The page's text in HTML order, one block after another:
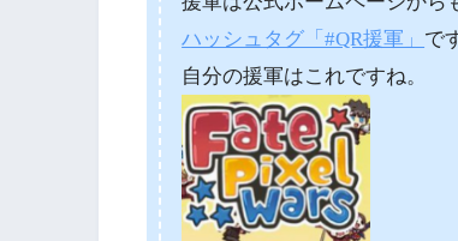
ハッシュタグ「#QR援軍」 で
自分の援軍はこれですね。